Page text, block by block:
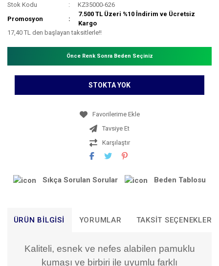
Stok Kodu
KZ35000-626
Promosyon
7.500 TL Üzeri %10 İndirim ve Ücretsiz
Kargo
17,40 TL den başlayan taksitlerle!!
Önce Renk Sonra Beden Seçiniz
STOKTA YOK
Tavsiye Et
Karşılaştır
Sıkça Sorulan Sorular Beden Tablosu
ÜRÜN BILGISI YORUMLAR TAKSIT SEÇENEKLERI
Kaliteli, esnek ve nefes alabilen pamuklu
kumaşı ve birbiri ile uyumlu farklı